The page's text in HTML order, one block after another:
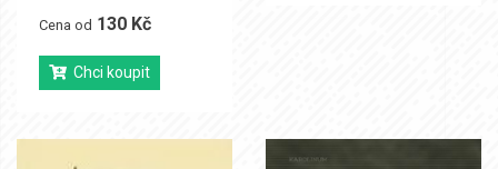
Cena od 130 Kč
Chci koupit